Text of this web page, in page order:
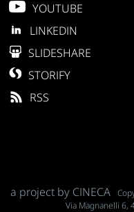
YOUTUBE
LINKEDIN
SLIDESHARE
STORIFY
RSS
a project by CINECA
Via Magnanelli 6,